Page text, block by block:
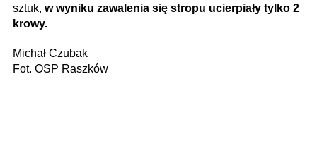
sztuk, w wyniku zawalenia się stropu ucierpiały tylko 2
krowy.
Michał Czubak
Fot. OSP Raszków